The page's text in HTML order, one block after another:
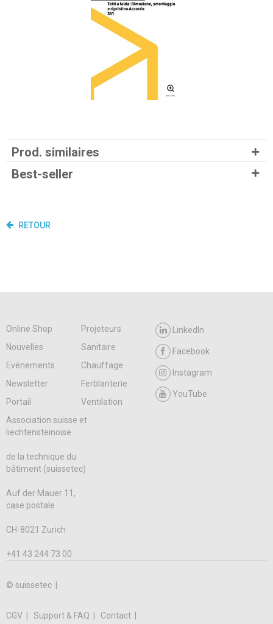
Prod. similaires
Best-seller
RETOUR
Online Shop
Projeteurs
Nouvelles
Sanitaire
Evénements
Chauffage
Newsletter
Ferblanterie
Portail
Ventilation
LinkedIn
Facebook
Instagram
YouTube
Association suisse et
liechtensteinoise
de la technique du
bâtiment (suissetec)
Auf der Mauer 11,
case postale
CH-8021 Zurich
+41 43 244 73 00
© suissetec |
CGV Support & FAQ
Contact